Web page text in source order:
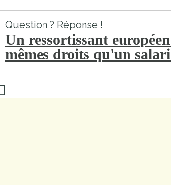
Question ? Réponse !
Un ressortissant
mêmes droits qu'un